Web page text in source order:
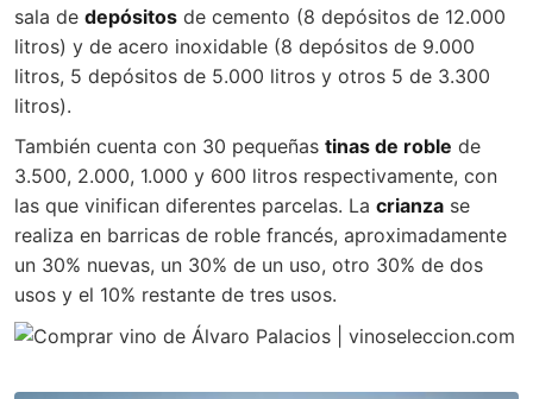
sala de depósitos de cemento (8 depósitos de 12.000
litros) y de acero inoxidable (8 depósitos de 9.000
litros, 5 depósitos de 5.000 litros y otros 5 de 3.300
litros).
También cuenta con 30 pequeñas tinas de roble de
3.500, 2.000, 1.000 y 600 litros respectivamente, con
las que vinifican diferentes parcelas. La crianza se
realiza en barricas de roble francés, aproximadamente
un 30% nuevas, un 30% de un uso, otro 30% de dos
usos y el 10% restante de tres usos.